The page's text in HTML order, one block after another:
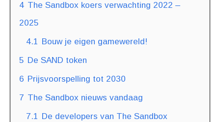
4 The Sandbox koers verwachting 2022 –
2025
4.1 Bouw je eigen gamewereld!
5 De SAND token
6 Prijsvoorspelling tot 2030
7 The Sandbox nieuws vandaag
7.1 De developers van The Sandbox